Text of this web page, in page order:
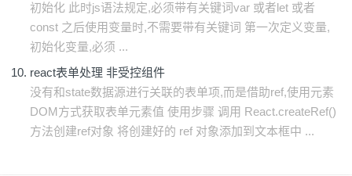
初始化 此时js语法规定,必须带有关键词var 或者let 或者
const 之后使用变量时,不需要带有关键词 第一次定义变量,
初始化变量,必须 ...
react表单处理 非受控组件
没有和state数据源进行关联的表单项,而是借助ref,使用元素
DOM方式获取表单元素值 使用步骤 调用 React.createRef()
方法创建ref对象 将创建好的 ref 对象添加到文本框中 ...